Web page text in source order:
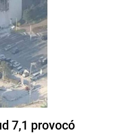
7,1 provocó